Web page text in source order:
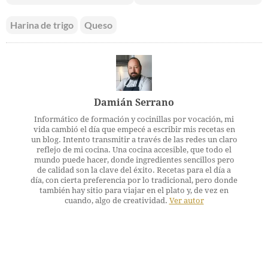
Harina de trigo Queso
Damián Serrano
Informático de formación y cocinillas por vocación, mi
vida cambió el día que empecé a escribir mis recetas en
un blog. Intento transmitir a través de las redes un claro
reflejo de mi cocina. Una cocina accesible, que todo el
mundo puede hacer, donde ingredientes sencillos pero
de calidad son la clave del éxito. Recetas para el día a
día, con cierta preferencia por lo tradicional, pero donde
también hay sitio para viajar en el plato y, de vez en
cuando, algo de creatividad. Ver autor